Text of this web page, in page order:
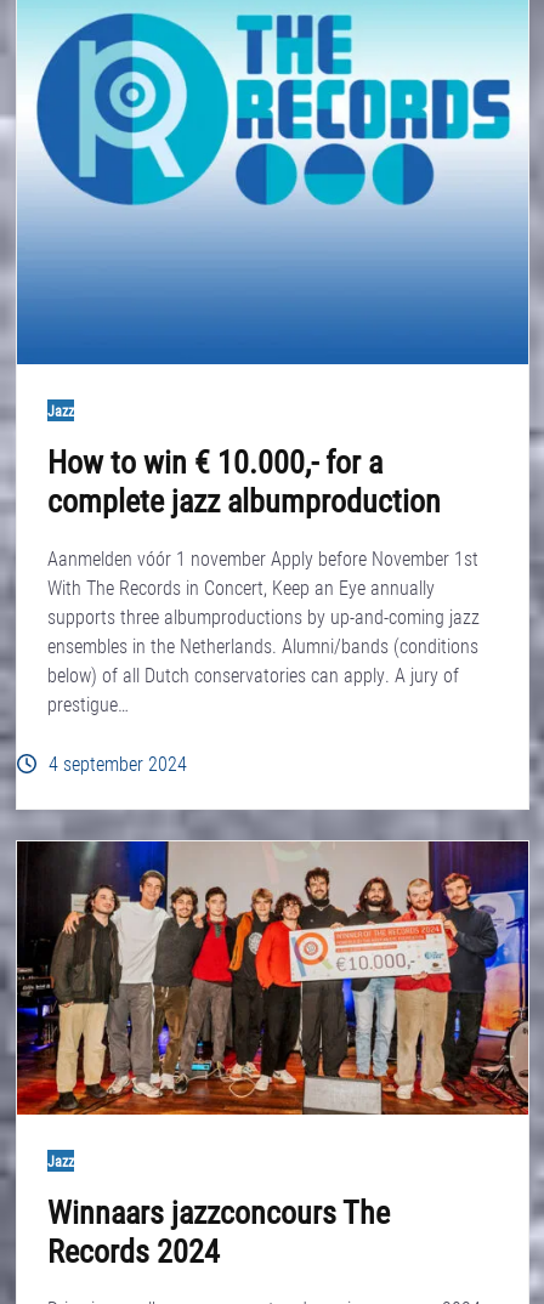
Jazz
How to win € 10.000,- for a
complete jazz albumproduction
Aanmelden vóór 1 november Apply before November 1st
With The Records in Concert, Keep an Eye annually
supports three albumproductions by up-and-coming jazz
ensembles in the Netherlands. Alumni/bands (conditions
below) of all Dutch conservatories can apply. A jury of
prestigue…
4 september 2024
Jazz
Winnaars jazzconcours The
Records 2024